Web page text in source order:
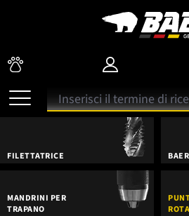
FILETTATRICE
MANDRINI PER
TRAPANO